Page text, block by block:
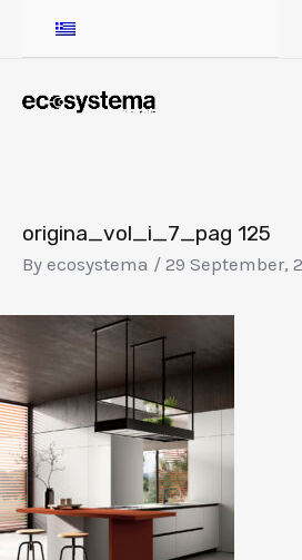
origina_vol_i_7_pag 125
By ecosystema / 29 September,